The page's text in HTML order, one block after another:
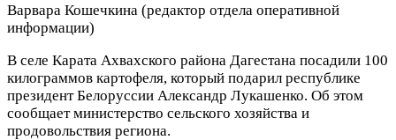
Варвара Кошечкина (редактор отдела оперативной
информации)
В селе Карата Ахвахского района Дагестана посадили 100
килограммов картофеля, который подарил республике
президент Белоруссии Александр Лукашенко. Об этом
сообщает министерство сельского хозяйства и
продовольствия региона.